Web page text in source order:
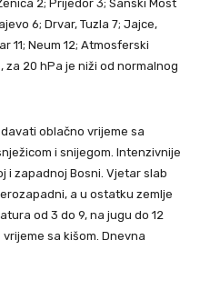
2; Prijedor 3; Sanski Most
6; Drvar, Tuzla 7; Jajce,
11; Neum 12; Atmosferski
20 hPa je niži od normalnog
oblačno vrijeme sa
i snijegom. Intenzivnije
i zapadnoj Bosni. Vjetar slab
a u ostatku zemlje
od 3 do 9, na jugu do 12
sa kišom. Dnevna